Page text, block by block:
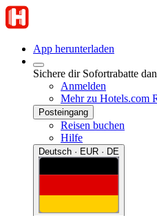
App herunterladen
Sichere dir Sofortrabatte
Anmelden
Mehr zu Hotels.com
Posteingang
Reisen buchen
Hilfe
Deutsch · EUR · DE